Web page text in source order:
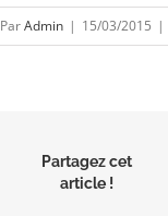
ParAdmin | 15/03/2015 |
Partagez cet
article !